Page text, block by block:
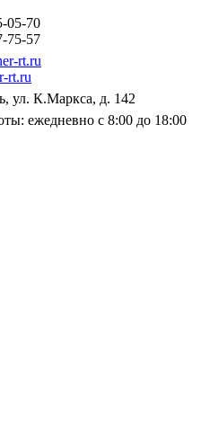
05-70
75-57
rt.ru
rt.ru
ул. К.Маркса, д. 142
ежедневно с 8:00 до 18:00